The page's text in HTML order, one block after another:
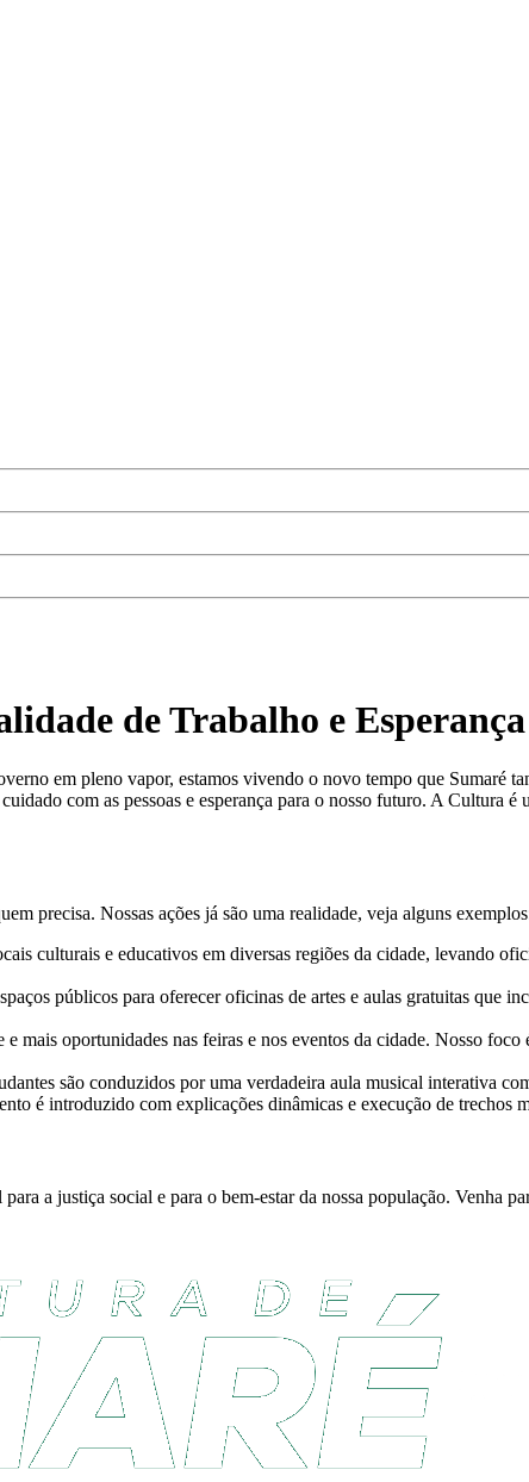
de Trabalho e Esperança
em pleno vapor, estamos vivendo o novo tempo que Sumaré
com as pessoas e esperança para o nosso futuro. A Cultura é
precisa. Nossas ações já são uma realidade, veja alguns
culturais e educativos em diversas regiões da cidade, levando
públicos para oferecer oficinas de artes e aulas gratuitas que
mais oportunidades nas feiras e nos eventos da cidade. Nosso
são conduzidos por uma verdadeira aula musical interativa
é introduzido com explicações dinâmicas e execução de trechos
a justiça social e para o bem-estar da nossa população. Venha